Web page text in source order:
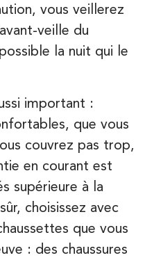
vous veillerez
veille du
la nuit qui le
important :
que vous
couvrez pas trop,
en courant est
supérieure à la
choisissez avec
que vous
: des chaussures